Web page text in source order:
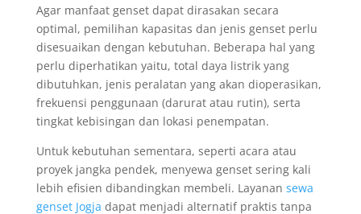
Agar manfaat genset dapat dirasakan secara
optimal, pemilihan kapasitas dan jenis genset perlu
disesuaikan dengan kebutuhan. Beberapa hal yang
perlu diperhatikan yaitu, total daya listrik yang
dibutuhkan, jenis peralatan yang akan dioperasikan,
frekuensi penggunaan (darurat atau rutin), serta
tingkat kebisingan dan lokasi penempatan.
Untuk kebutuhan sementara, seperti acara atau
proyek jangka pendek, menyewa genset sering kali
lebih efisien dibandingkan membeli. Layanan sewa
genset Jogja dapat menjadi alternatif praktis tanpa